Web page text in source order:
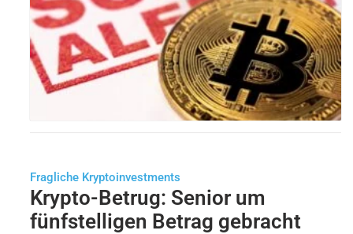
Fragliche Kryptoinvestments
Krypto-Betrug: Senior um
fünfstelligen Betrag gebracht